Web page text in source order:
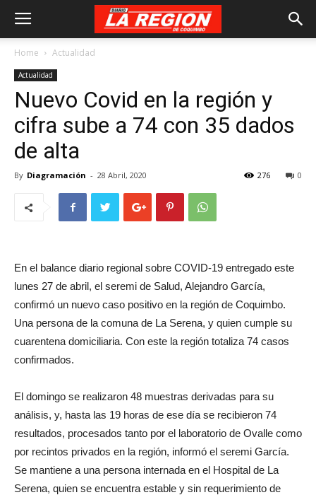
Home Actualidad
Actualidad
Nuevo Covid en la región y
cifra sube a 74 con 35 dados
de alta
By Diagramación - 28 Abril, 2020 0
276
En el balance diario regional sobre COVID-19 entregado este
lunes 27 de abril, el seremi de Salud, Alejandro García,
confirmó un nuevo caso positivo en la región de Coquimbo.
Una persona de la comuna de La Serena, y quien cumple su
cuarentena domiciliaria. Con este la región totaliza 74 casos
confirmados.
El domingo se realizaron 48 muestras derivadas para su
análisis, y, hasta las 19 horas de ese día se recibieron 74
resultados, procesados tanto por el laboratorio de Ovalle como
por recintos privados en la región, informó el seremi García.
Se mantiene a una persona internada en el Hospital de La
Serena, quien se encuentra estable y sin requerimiento de